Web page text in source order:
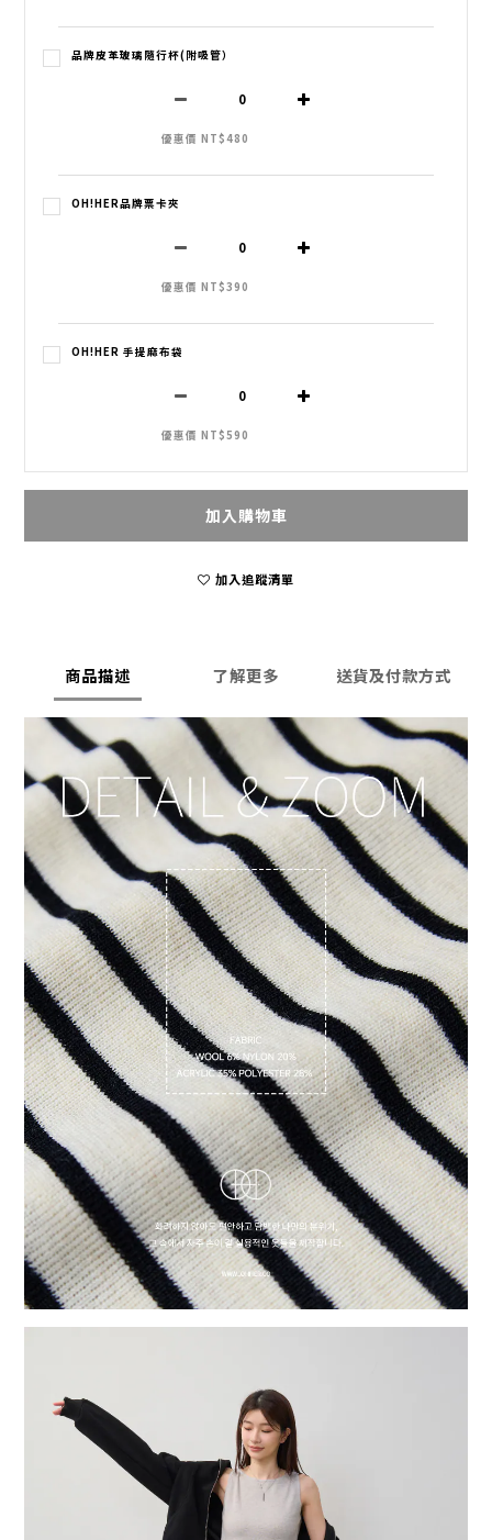
品牌皮革玻璃隨行杯(附吸管）
優惠價 NT$480
OH!HER品牌票卡夾
優惠價 NT$390
OH!HER 手提麻布袋
優惠價 NT$590
加入購物車
加入追蹤清單
商品描述 了解更多 送貨及付款方式